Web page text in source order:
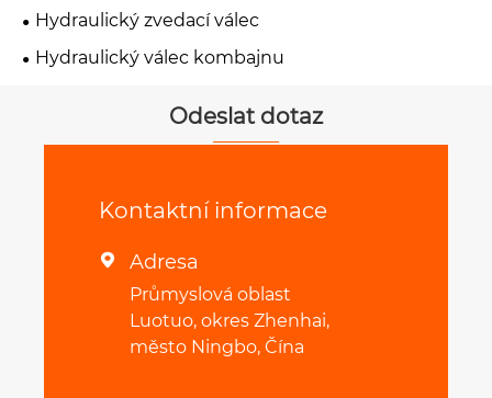
Hydraulický zvedací válec
Hydraulický válec kombajnu
Odeslat dotaz
Kontaktní informace
 Adresa
Průmyslová oblast
Luotuo, okres Zhenhai,
město Ningbo, Čína